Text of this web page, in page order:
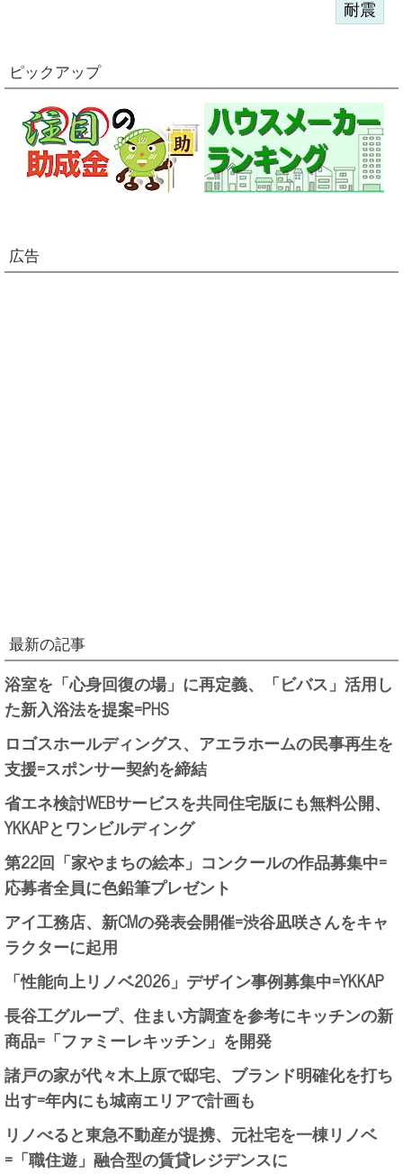
耐震
ピックアップ
広告
最新の記事
浴室を「心身回復の場」に再定義、「ビバス」活用し
た新入浴法を提案=PHS
ロゴスホールディングス、アエラホームの民事再生を
支援=スポンサー契約を締結
省エネ検討WEBサービスを共同住宅版にも無料公開、
YKKAPとワンビルディング
第22回「家やまちの絵本」コンクールの作品募集中=
応募者全員に色鉛筆プレゼント
アイ工務店、新CMの発表会開催=渋谷凪咲さんをキャ
ラクターに起用
「性能向上リノベ2026」デザイン事例募集中=YKKAP
長谷工グループ、住まい方調査を参考にキッチンの新
商品=「ファミーレキッチン」を開発
諸戸の家が代々木上原で邸宅、ブランド明確化を打ち
出す=年内にも城南エリアで計画も
リノべると東急不動産が提携、元社宅を一棟リノベ
=「職住遊」融合型の賃貸レジデンスに